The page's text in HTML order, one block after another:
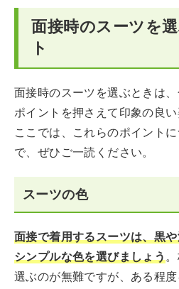
面接時のスーツを
ト
面接時のスーツを選ぶときは
ポイントを押さえて印象の良い
ここでは、これらのポイント
で、ぜひご一読ください。
スーツの色
面接で着用するスーツは、黒
シンプルな色を選びましょう
選ぶのが無難ですが、ある程